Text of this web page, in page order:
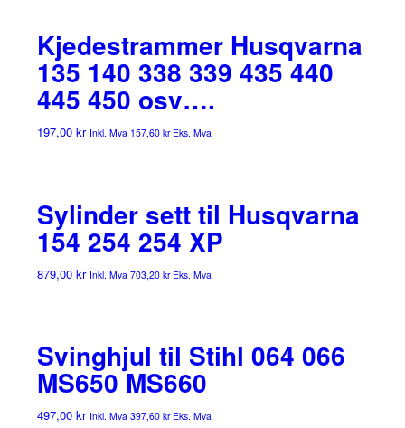
Kjedestrammer Husqvarna
135 140 338 339 435 440
445 450 osv….
197,00 kr Inkl. Mva 157,60 krEks. Mva
Sylinder sett til Husqvarna
154 254 254 XP
879,00 kr Inkl. Mva 703,20 krEks. Mva
Svinghjul til Stihl 064 066
MS650 MS660
497,00 kr Inkl. Mva 397,60 krEks. Mva